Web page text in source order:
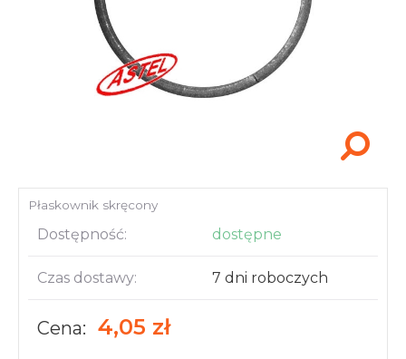
Akcesoria i narzędzia
Płaskownik skręcony
Dostępność: dostępne
Czas dostawy: 7 dni roboczych
Cena: 4,05 zł